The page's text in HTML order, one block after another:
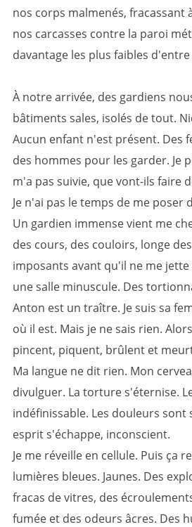
nos corps malmenés, fracassant
nos carcasses contre la paroi
davantage les plus faibles
À notre arrivée, des gardiens
bâtiments sales, isolés de tout.
Aucun enfant n'est présent. Des
des hommes pour les garder. Je
m'a pas suivie, que vont-ils faire
Je n'ai pas le temps de me poser
Un gardien immense vient me
des cours, des couloirs, longe
imposants avant qu'il ne me
une salle minuscule. Des
Anton est un traître. Je suis sa
où il est. Mais je ne sais rien.
pincent, piquent, brûlent et
Ma langue ne dit rien. Mon
divulguer. La torture s'éternise.
indéfinissable. Les douleurs sont
esprit s'échappe, inconscient.
Je me réveille en cellule. Puis ça
lumières bleues. Jaunes. Des
fracas de vitres, des
fumée et des odeurs âcres. Des